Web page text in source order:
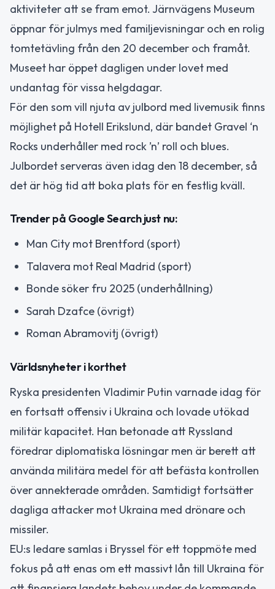
aktiviteter att se fram emot. Järnvägens Museum
öppnar för julmys med familjevisningar och en rolig
tomtetävling från den 20 december och framåt.
Museet har öppet dagligen under lovet med
undantag för vissa helgdagar.
För den som vill njuta av julbord med livemusik finns
möjlighet på Hotell Erikslund, där bandet Gravel ‘n
Rocks underhåller med rock ’n’ roll och blues.
Julbordet serveras även idag den 18 december, så
det är hög tid att boka plats för en festlig kväll.
Trender på Google Search just nu:
Man City mot Brentford (sport)
Talavera mot Real Madrid (sport)
Bonde söker fru 2025 (underhållning)
Sarah Dzafce (övrigt)
Roman Abramovitj (övrigt)
Världsnyheter i korthet
Ryska presidenten Vladimir Putin varnade idag för
en fortsatt offensiv i Ukraina och lovade utökad
militär kapacitet. Han betonade att Ryssland
föredrar diplomatiska lösningar men är berett att
använda militära medel för att befästa kontrollen
över annekterade områden. Samtidigt fortsätter
dagliga attacker mot Ukraina med drönare och
missiler.
EU:s ledare samlas i Bryssel för ett toppmöte med
fokus på att enas om ett massivt lån till Ukraina för